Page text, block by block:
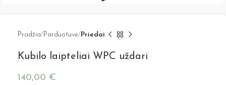
Pradžia Parduotuvė Priedai
Kubilo laipteliai WPC uždari
140,00 €